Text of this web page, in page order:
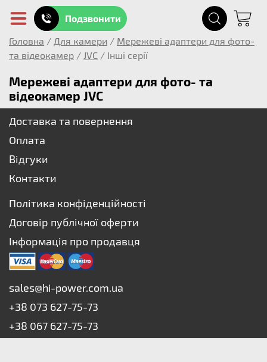
Подзвонити
Головна / Для камери / Мережеві адаптери для фото-
та відеокамер / JVC / Інші серії
Мережеві адаптери для фото- та
відеокамер JVC
Доставка та повернення
Оплата
Відгуки
Контакти
Політика конфіденційності
Договір публічної оферти
Інформація про продавця
sales@hi-power.com.ua
+38 073 627-75-73
+38 067 627-75-73